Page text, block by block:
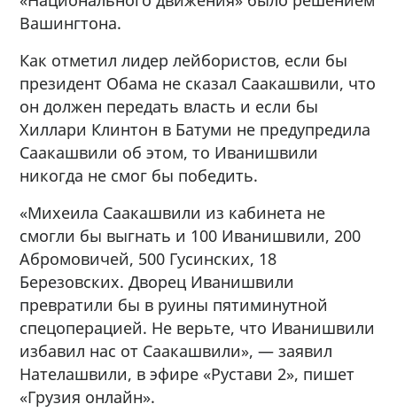
Вашингтона.
Как отметил лидер лейбористов, если бы
президент Обама не сказал Саакашвили, что
он должен передать власть и если бы
Хиллари Клинтон в Батуми не предупредила
Саакашвили об этом, то Иванишвили
никогда не смог бы победить.
«Михеила Саакашвили из кабинета не
смогли бы выгнать и 100 Иванишвили, 200
Абромовичей, 500 Гусинских, 18
Березовских. Дворец Иванишвили
превратили бы в руины пятиминутной
спецоперацией. Не верьте, что Иванишвили
избавил нас от Саакашвили», — заявил
Нателашвили, в эфире «Рустави 2», пишет
«Грузия онлайн».